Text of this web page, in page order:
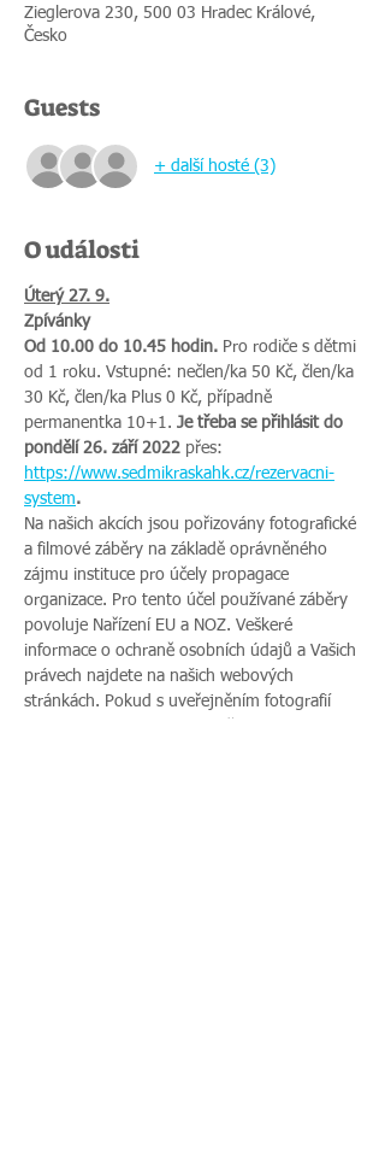
Zieglerova 230, 500 03 Hradec Králové,
Česko
Guests
+ další hosté (3)
O události
Úterý 27. 9.
Zpívánky
Od 10.00 do 10.45 hodin. Pro rodiče s dětmi
od 1 roku. Vstupné: nečlen/ka 50 Kč, člen/ka
30 Kč, člen/ka Plus 0 Kč, případně
permanentka 10+1. Je třeba se přihlásit do
pondělí 26. září 2022 přes:
https://www.sedmikraskahk.cz/rezervacni-
system.
Na našich akcích jsou pořizovány fotografické
a filmové záběry na základě oprávněného
zájmu instituce pro účely propagace
organizace. Pro tento účel používané záběry
povoluje Nařízení EU a NOZ. Veškeré
informace o ochraně osobních údajů a Vašich
právech najdete na našich webových
stránkách. Pokud s uveřejněním fotografií